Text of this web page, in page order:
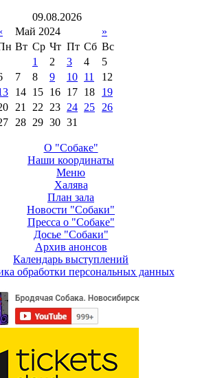
09.08.2026
Май 2024
»
Вт Ср Чт Пт Сб Вс
1
2 3 4
5
7 8 9 10 11
12
14 15 16 17 18
19
21 22 23 24 25
26
28 29 30 31
О "Собаке"
Наши координаты
Меню
Халява
План зала
Новости "Собаки"
Пресса о "Собаке"
Досье "Собаки"
Архив анонсов
Календарь выступлений
обработки персональных данных